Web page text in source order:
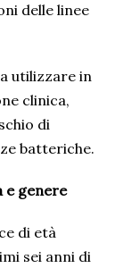
delle linee
utilizzare in
clinica,
di
batteriche.
e genere
di età
sei anni di